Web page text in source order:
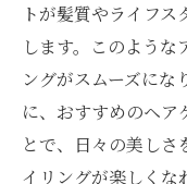
プロフェ
共感し合
美容の未
美容院での経
歩を
トが髪質やライフ
します。このような
ングがスムーズにな
に、おすすめのヘア
とで、日々の美しさ
イリングが楽しくな